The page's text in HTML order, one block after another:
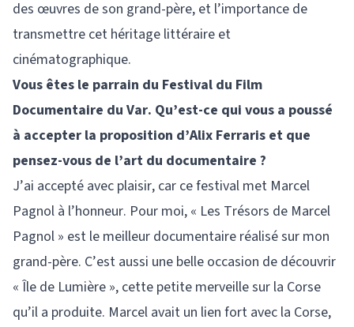
des œuvres de son grand-père, et l’importance de
transmettre cet héritage littéraire et
cinématographique.
Vous êtes le parrain du Festival du Film
Documentaire du Var. Qu’est-ce qui vous a poussé
à accepter la proposition d’Alix Ferraris et que
pensez-vous de l’art du documentaire ?
J’ai accepté avec plaisir, car ce festival met Marcel
Pagnol à l’honneur. Pour moi, « Les Trésors de Marcel
Pagnol » est le meilleur documentaire réalisé sur mon
grand-père. C’est aussi une belle occasion de découvrir
« Île de Lumière », cette petite merveille sur la Corse
qu’il a produite. Marcel avait un lien fort avec la Corse,